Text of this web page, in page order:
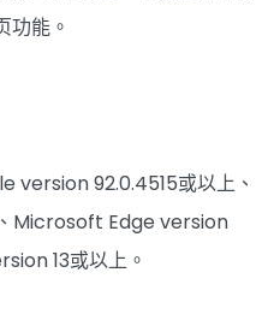
功能。
version 92.0.4515或以上、
Microsoft Edge version
13或以上。